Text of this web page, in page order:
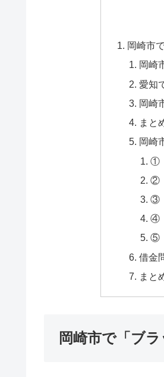
岡崎市
岡崎
愛知
岡崎
まと
岡崎
①
②
③
④
⑤
借金
まと
岡崎市で「ブ